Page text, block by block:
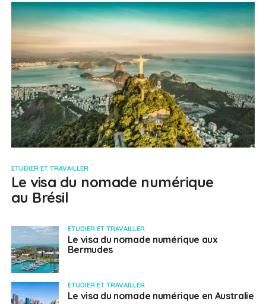
ETUDIER ET TRAVAILLER
Le visa du nomade numérique
au Brésil
ETUDIER ET TRAVAILLER
Le visa du nomade numérique aux
Bermudes
ETUDIER ET TRAVAILLER
Le visa du nomade numérique en Australie